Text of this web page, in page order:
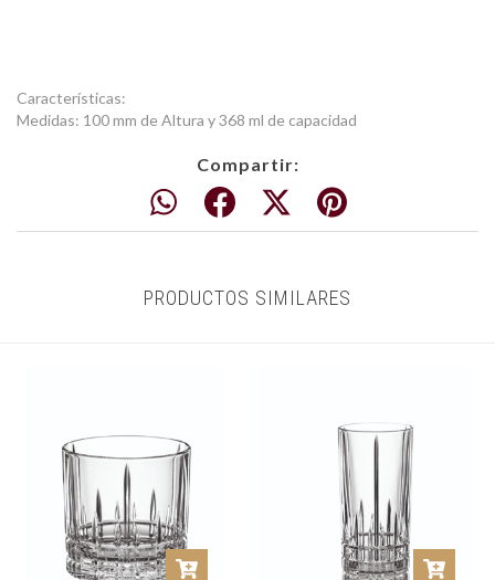
Características:
Medidas: 100 mm de Altura y 368 ml de capacidad
Compartir:
PRODUCTOS SIMILARES